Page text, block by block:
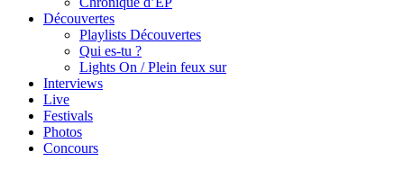
Découvertes
Playlists Découvertes
Qui es-tu ?
Lights On / Plein feux sur
Interviews
Live
Festivals
Photos
Concours